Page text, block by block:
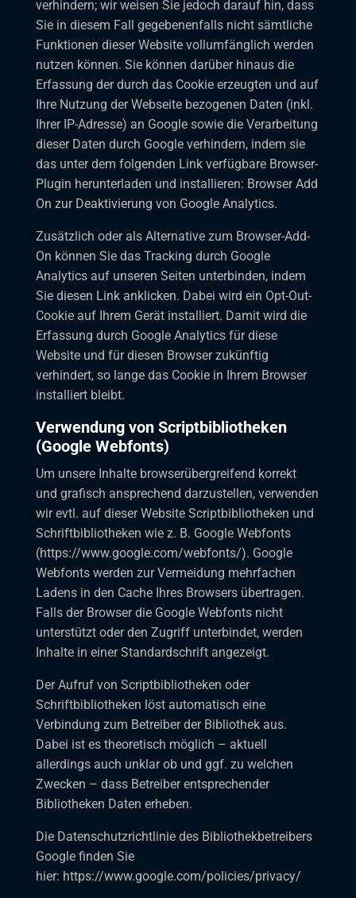
verhindern; wir weisen Sie jedoch darauf hin, dass
Sie in diesem Fall gegebenenfalls nicht sämtliche
Funktionen dieser Website vollumfänglich werden
nutzen können. Sie können darüber hinaus die
Erfassung der durch das Cookie erzeugten und auf
Ihre Nutzung der Webseite bezogenen Daten (inkl.
Ihrer IP-Adresse) an Google sowie die Verarbeitung
dieser Daten durch Google verhindern, indem sie
das unter dem folgenden Link verfügbare Browser-
Plugin herunterladen und installieren: Browser Add
On zur Deaktivierung von Google Analytics.
Zusätzlich oder als Alternative zum Browser-Add-
On können Sie das Tracking durch Google
Analytics auf unseren Seiten unterbinden, indem
Sie diesen Link anklicken. Dabei wird ein Opt-Out-
Cookie auf Ihrem Gerät installiert. Damit wird die
Erfassung durch Google Analytics für diese
Website und für diesen Browser zukünftig
verhindert, so lange das Cookie in Ihrem Browser
installiert bleibt.
Verwendung von Scriptbibliotheken
(Google Webfonts)
Um unsere Inhalte browserübergreifend korrekt
und grafisch ansprechend darzustellen, verwenden
wir evtl. auf dieser Website Scriptbibliotheken und
Schriftbibliotheken wie z. B. Google Webfonts
(https://www.google.com/webfonts/). Google
Webfonts werden zur Vermeidung mehrfachen
Ladens in den Cache Ihres Browsers übertragen.
Falls der Browser die Google Webfonts nicht
unterstützt oder den Zugriff unterbindet, werden
Inhalte in einer Standardschrift angezeigt.
Der Aufruf von Scriptbibliotheken oder
Schriftbibliotheken löst automatisch eine
Verbindung zum Betreiber der Bibliothek aus.
Dabei ist es theoretisch möglich – aktuell
allerdings auch unklar ob und ggf. zu welchen
Zwecken – dass Betreiber entsprechender
Bibliotheken Daten erheben.
Die Datenschutzrichtlinie des Bibliothekbetreibers
Google finden Sie
hier: https://www.google.com/policies/privacy/